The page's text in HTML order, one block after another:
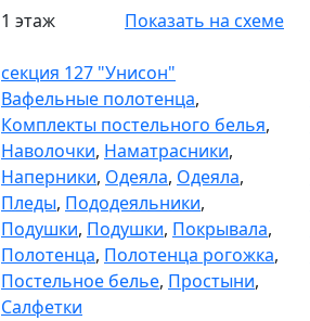
1 этаж
Показать на схеме
секция 127 "Унисон"
Вафельные полотенца,
Комплекты постельного белья,
Наволочки, Наматрасники,
Наперники, Одеяла, Одеяла,
Пледы, Пододеяльники,
Подушки, Подушки, Покрывала,
Полотенца, Полотенца рогожка,
Постельное белье, Простыни,
Салфетки